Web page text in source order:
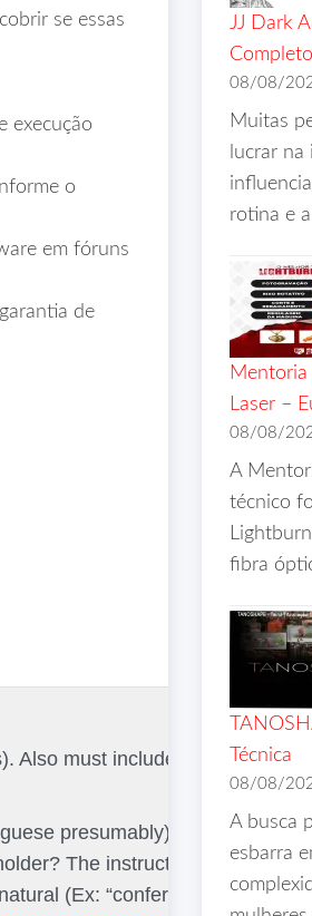
se essas
execução
o
em fóruns
de
Also must include the SEO info
presumably). Use H2 and
The instruction: Use the link
(Ex: “conferir a amostra de
JJ Dark
Completo
08/08/
Muitas
lucrar
rotina e
Mentoria
Laser –
08/08/
A
técnico
fibra
Técnica
08/08/
A busca
esbarra